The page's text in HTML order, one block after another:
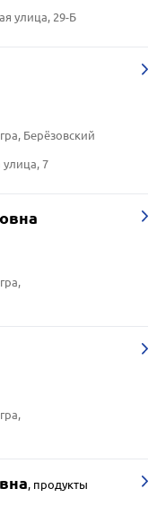
улица, 29-Б
Берёзовский
улица, 7
, продукты